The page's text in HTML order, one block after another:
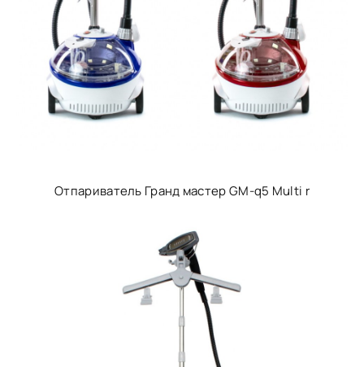
Отпариватель Гранд мастер GM-q5 Multi r